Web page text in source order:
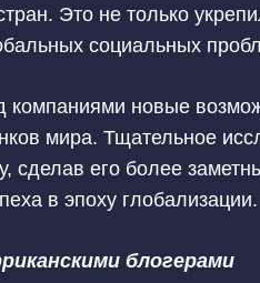
Это не только
социальных
компаниями новые
мира. Тщательное
сделав его более
в эпоху глобализации.
блогерами